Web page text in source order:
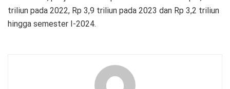
triliun pada 2022, Rp 3,9 triliun pada 2023 dan Rp 3,2 triliun
hingga semester I-2024.